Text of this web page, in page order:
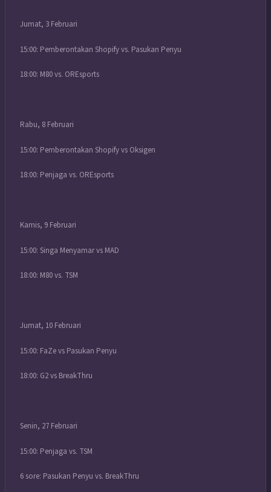
Jumat, 3 Februari
15:00: Pemberontakan Shopify vs. Pasukan Penyu
18:00: M80 vs. OREsports
Rabu, 8 Februari
15:00: Pemberontakan Shopify vs Oksigen
18:00: Penjaga vs. OREsports
Kamis, 9 Februari
15:00: Singa Menyamar vs MAD
18:00: M80 vs. TSM
Jumat, 10 Februari
15:00: FaZe vs Pasukan Penyu
18:00: G2 vs BreakThru
Senin, 27 Februari
15:00: Penjaga vs. TSM
6 sore: Pasukan Penyu vs. BreakThru